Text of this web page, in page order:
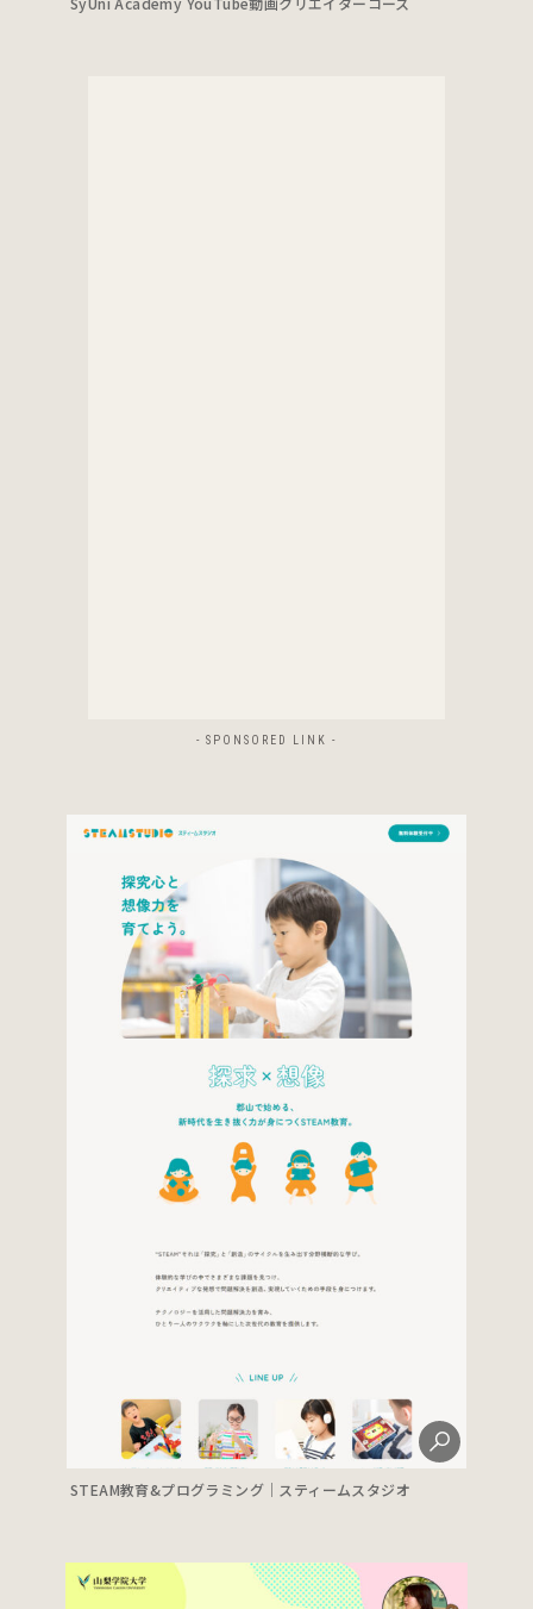
- SPONSORED LINK -
STEAM教育&プログラミング｜スティームスタジオ